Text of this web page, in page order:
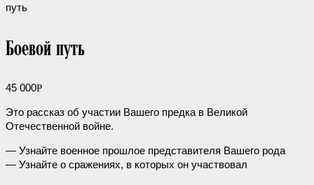
путь
Боевой путь
45 000Р
Это рассказ об участии Вашего предка в Великой
Отечественной войне.
— Узнайте военное прошлое представителя Вашего рода
— Узнайте о сражениях, в которых он участвовал